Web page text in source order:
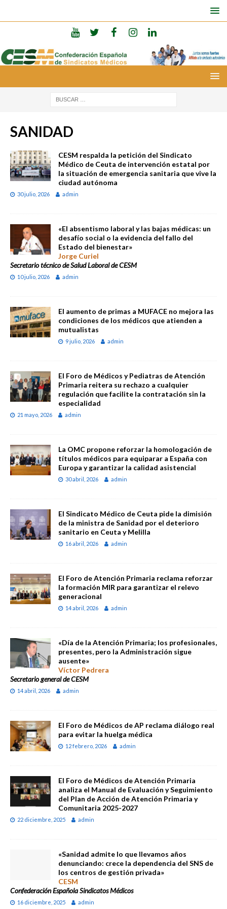
SANIDAD
CESM respalda la petición del Sindicato
Médico de Ceuta de intervención estatal por
la situación de emergencia sanitaria que vive la
ciudad autónoma
30 julio, 2026 admin
«El absentismo laboral y las bajas médicas: un
desafío social o la evidencia del fallo del
Estado del bienestar»
Jorge Curiel
Secretario técnico de Salud Laboral de CESM
10 julio, 2026 admin
El aumento de primas a MUFACE no mejora las
condiciones de los médicos que atienden a
mutualistas
9 julio, 2026 admin
El Foro de Médicos y Pediatras de Atención
Primaria reitera su rechazo a cualquier
regulación que facilite la contratación sin la
especialidad
21 mayo, 2026 admin
La OMC propone reforzar la homologación de
títulos médicos para equiparar a España con
Europa y garantizar la calidad asistencial
30 abril, 2026 admin
El Sindicato Médico de Ceuta pide la dimisión
de la ministra de Sanidad por el deterioro
sanitario en Ceuta y Melilla
16 abril, 2026 admin
El Foro de Atención Primaria reclama reforzar
la formación MIR para garantizar el relevo
generacional
14 abril, 2026 admin
«Día de la Atención Primaria; los profesionales,
presentes, pero la Administración sigue
ausente»
Víctor Pedrera
Secretario general de CESM
14 abril, 2026 admin
El Foro de Médicos de AP reclama diálogo real
para evitar la huelga médica
12 febrero, 2026 admin
El Foro de Médicos de Atención Primaria
analiza el Manual de Evaluación y Seguimiento
del Plan de Acción de Atención Primaria y
Comunitaria 2025-2027
22 diciembre, 2025 admin
«Sanidad admite lo que llevamos años
denunciando: crece la dependencia del SNS de
los centros de gestión privada»
CESM
Confederación Española Sindicatos Médicos
16 diciembre, 2025 admin